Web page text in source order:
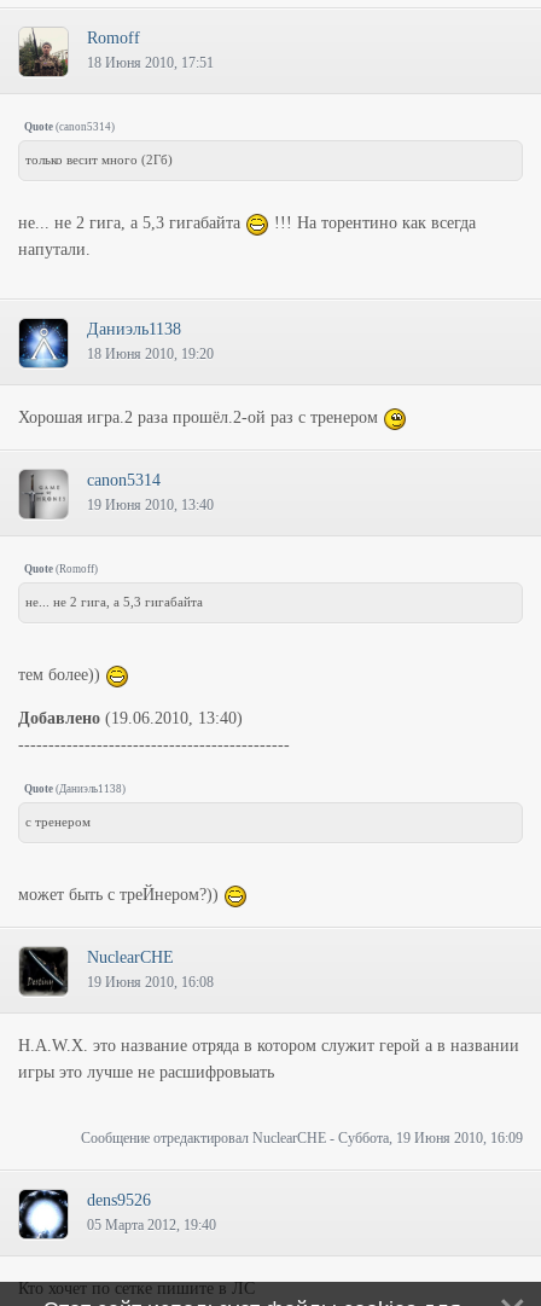
Romoff
18 Июня 2010, 17:51
Quote (canon5314)
только весит много (2Гб)
не... не 2 гига, а 5,3 гигабайта
!!! На торентино как всегда
напутали.
Даниэль1138
18 Июня 2010, 19:20
Хорошая игра.2 раза прошёл.2-ой раз с тренером
canon5314
19 Июня 2010, 13:40
Quote (Romoff)
не... не 2 гига, а 5,3 гигабайта
тем более))
Добавлено (19.06.2010, 13:40)
---------------------------------------------
Quote (Даниэль1138)
с тренером
может быть с треЙнером?))
NuclearCHE
19 Июня 2010, 16:08
H.A.W.X. это название отряда в котором служит герой а в названии
игры это лучше не расшифровыать
Сообщение отредактировал NuclearCHE - Суббота, 19 Июня 2010, 16:09
dens9526
05 Марта 2012, 19:40
Кто хочет по сетке пишите в ЛС